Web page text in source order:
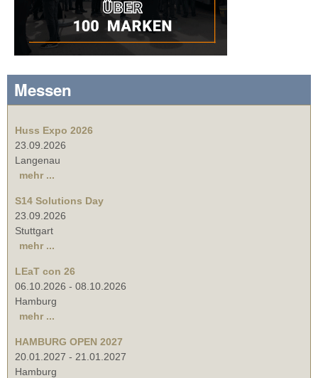
Messen
Huss Expo 2026
23.09.2026
Langenau
mehr ...
S14 Solutions Day
23.09.2026
Stuttgart
mehr ...
LEaT con 26
06.10.2026 - 08.10.2026
Hamburg
mehr ...
HAMBURG OPEN 2027
20.01.2027 - 21.01.2027
Hamburg